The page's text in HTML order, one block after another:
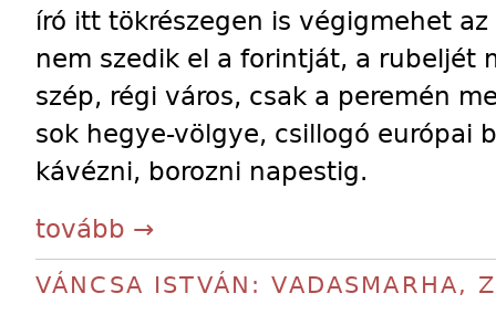
író itt tökrészegen is végigmehet
nem szedik el a forintját, a rubeljét
szép, régi város, csak a peremén
sok hegye-völgye, csillogó európai
kávézni, borozni napestig.
tovább →
VÁNCSA ISTVÁN: VADASMARHA,